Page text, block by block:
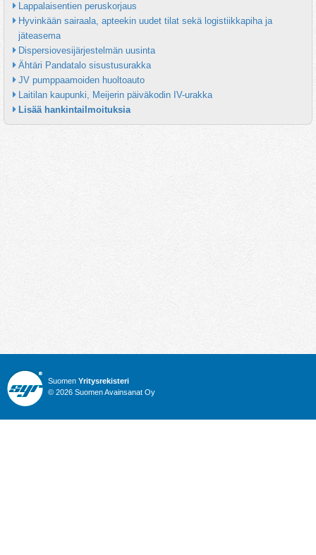
Lappalaisentien peruskorjaus
Hyvinkään sairaala, apteekin uudet tilat sekä logistiikkapiha ja
jäteasema
Dispersiovesijärjestelmän uusinta
Ähtäri Pandatalo sisustusurakka
JV pumppaamoiden huoltoauto
Laitilan kaupunki, Meijerin päiväkodin IV-urakka
Lisää hankintailmoituksia
Suomen Yritysrekisteri
© 2026 Suomen Avainsanat Oy